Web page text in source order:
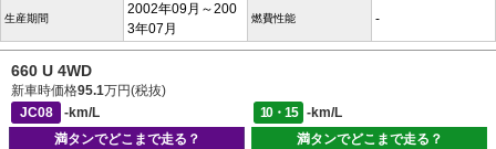
生産期間
2002年09月～200
3年07月
燃費性能 -
660 U 4WD
新車時価格95.1万円(税抜)
JC08
-km/L 10・15
-km/L
満タンでどこまで走る？
満タンでどこまで走る？